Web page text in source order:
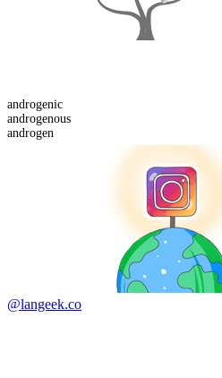
androgenic
androgenous
androgen
@langeek.co